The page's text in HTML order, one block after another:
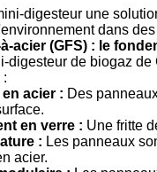
digesteur une
dans
acier (GFS) : le
digesteur de biogaz
:
acier : Des
en verre : Une fritte
: Les panneaux
acier.